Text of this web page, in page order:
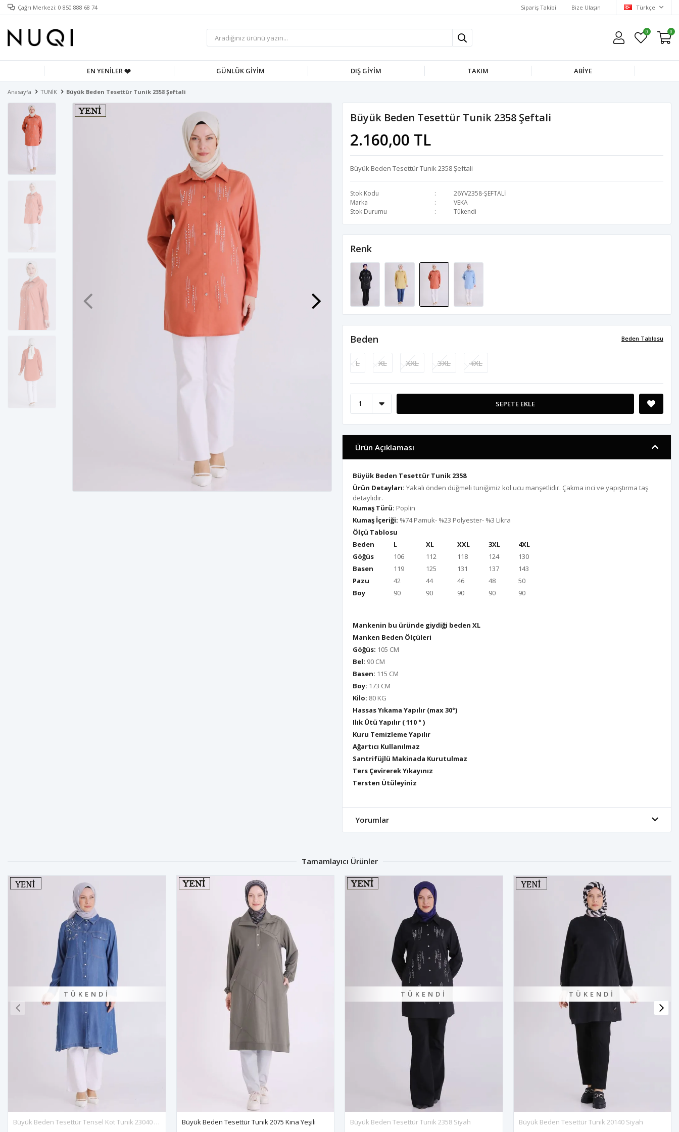
Çağrı Merkezi: 0 850 888 68 74 Sipariş Takibi Bize Ulaşın Türkçe
0 0
EN YENİLER ❤️ GÜNLÜK GİYİM DIŞ GİYİM TAKIM ABİYE
Anasayfa TUNİK Büyük Beden Tesettür Tunik 2358 Şeftali
Büyük Beden Tesettür Tunik 2358 Şeftali
2.160,00 TL
Büyük Beden Tesettür Tunik 2358 Şeftali
Stok Kodu
26YV2358-ŞEFTALİ
Marka
VEKA
Stok Durumu
Tükendi
Renk
Beden Tablosu
Beden
L XL XXL 3XL 4XL
SEPETE EKLE
Ürün Açıklaması
Büyük Beden Tesettür Tunik 2358
Ürün Detayları: Yakalı önden düğmeli tuniğimiz kol ucu manşetlidir. Çakma inci ve yapıştırma taş
detaylıdır.
Kumaş Türü: Poplin
Kumaş İçeriği: %74 Pamuk- %23 Polyester- %3 Likra
Ölçü Tablosu
Beden
L XL XXL 3XL
4XL
Göğüs
106 112 118 124
130
Basen
119 125 131 137
143
Pazu
42 44 46 48
50
Boy
90 90 90 90 90
Mankenin bu üründe giydiği beden XL
Manken Beden Ölçüleri
Göğüs: 105 CM
Bel: 90 CM
Basen: 115 CM
Boy: 173 CM
Kilo: 80 KG
Hassas Yıkama Yapılır (max 30°)
Ilık Ütü Yapılır ( 110 ° )
Kuru Temizleme Yapılır
Ağartıcı Kullanılmaz
Santrifüjlü Makinada Kurutulmaz
Ters Çevirerek Yıkayınız
Tersten Ütüleyiniz
Yorumlar
Tamamlayıcı Ürünler
Büyük Beden Tesettür Tensel Kot Tunik 23040 Koyu Mavi Büyük Beden Tesettür Tunik 2075 Kına Yeşili
TÜKENDI
Büyük Beden Tesettür Tunik 2358 Siyah
TÜKENDI
Büyük Beden Tesettür Tunik 20140 Siyah Büyük Beden Tesettür Tunik 20144 Kahve